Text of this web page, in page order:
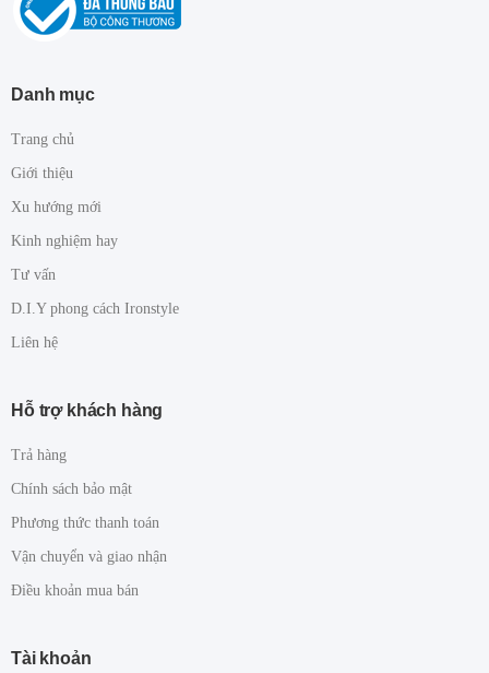
Danh mục
Trang chủ
Giới thiệu
Xu hướng mới
Kinh nghiệm hay
Tư vấn
D.I.Y phong cách Ironstyle
Liên hệ
Hỗ trợ khách hàng
Trả hàng
Chính sách bảo mật
Phương thức thanh toán
Vận chuyển và giao nhận
Điều khoản mua bán
Tài khoản